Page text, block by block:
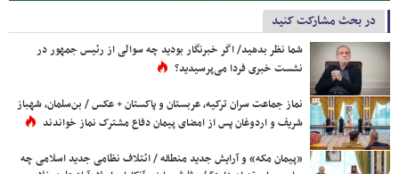
در بحث مشارکت کنید
شما نظر بدهید/ اگر خبرنگار بودید چه سوالی از رئیس جمهور در
نشست خبری فردا می‌پرسیدید؟
نماز جماعت سران ترکیه، عربستان و پاکستان + عکس / بن‌سلمان، شهباز
شریف و اردوغان پس از امضای پیمان دفاع مشترک نماز خواندند
«پیمان مکه» و آرایش جدید منطقه / ائتلاف نظامی جدید اسلامی چه